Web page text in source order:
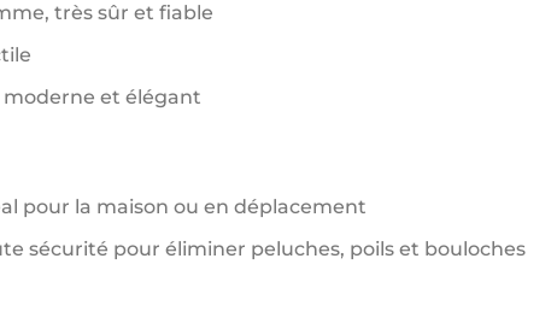
très sûr et fiable
moderne et élégant
pour la maison ou en déplacement
sécurité pour éliminer peluches, poils et bouloches